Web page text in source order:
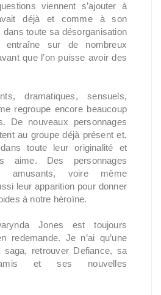
viennent s’ajouter à
déjà et comme à son
dans toute sa désorganisation
entraîne sur de nombreux
que l’on puisse avoir des
dramatiques, sensuels,
regroupe encore beaucoup
De nouveaux personnages
au groupe déjà présent et,
toute leur originalité et
aime. Des personnages
amusants, voire même
leur apparition pour donner
à notre héroïne.
Jones est toujours
redemande. Je n’ai qu’une
saga, retrouver Defiance, sa
et ses nouvelles